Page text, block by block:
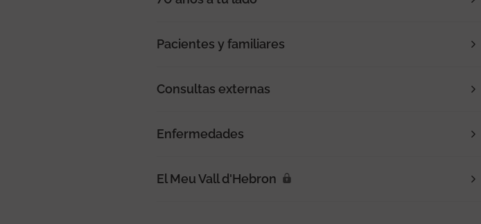
Trabajo social sanitario
Pacientes y familiares
Consultas externas
Enfermedades
El Meu Vall d'Hebron